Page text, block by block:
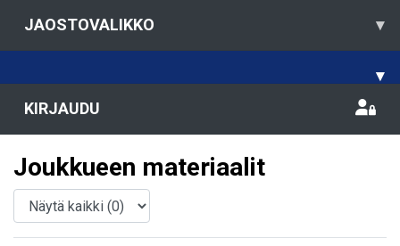
JAOSTOVALIKKO ▾
▾
KIRJAUDU
Joukkueen materiaalit